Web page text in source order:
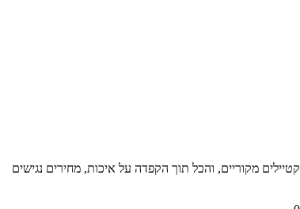
תפריט יין חובק עולם וקוקטיילים מקוריים, והכל תוך הקפדה על איכות, מחירים נגישים